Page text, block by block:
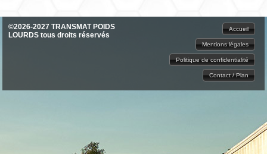
©2026-2027 TRANSMAT POIDS
LOURDS tous droits réservés
Accueil
Mentions légales
Politique de confidentialité
Contact / Plan